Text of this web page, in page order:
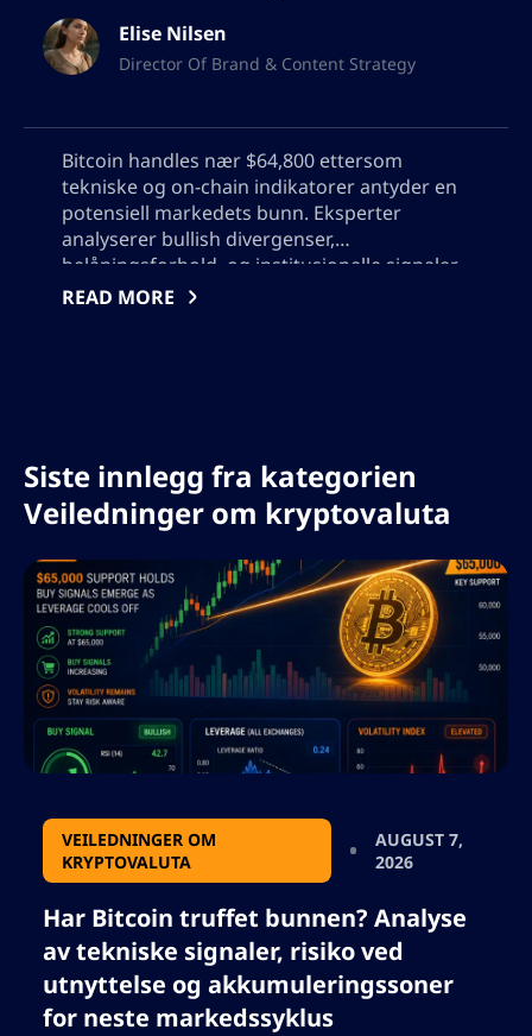
Elise Nilsen
Director Of Brand & Content Strategy
Bitcoin handles nær $64,800 ettersom
tekniske og on-chain indikatorer antyder en
potensiell markedets bunn. Eksperter
analyserer bullish divergenser,
belåningsforhold, og institusjonelle signaler,
mens de diskuterer om Bitcoins neste trekk
READ MORE
Siste innlegg fra kategorien
Veiledninger om kryptovaluta
VEILEDNINGER OM
KRYPTOVALUTA
AUGUST 7,
2026
Har Bitcoin truffet bunnen? Analyse
av tekniske signaler, risiko ved
utnyttelse og akkumuleringssoner
for neste markedssyklus